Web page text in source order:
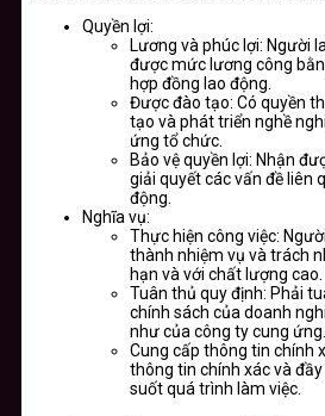
Quyền lợi:
Lương và phúc lợi: Người
được mức lương công
hợp đồng lao động.
Được đào tạo: Có quyền
tạo và phát triển nghề
ứng tổ chức.
Bảo vệ quyền lợi: Nhận
giải quyết các vấn đề liên
động.
Nghĩa vụ:
Thực hiện công việc:
thành nhiệm vụ và trách
hạn và với chất lượng cao.
Tuân thủ quy định: Phải
chính sách của doanh
như của công ty cung ứng.
Cung cấp thông tin chính
thông tin chính xác và
suốt quá trình làm việc.